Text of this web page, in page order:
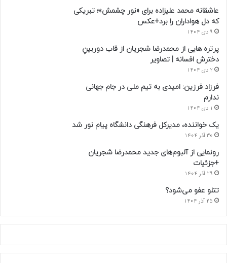
عاشقانه محمد علیزاده برای «نور چشمش»؛ تبریکی
که دل هواداران را برد+عکس
9 دی 1404
پرتره هایی از محمدرضا شجریان از قاب دوربینِ
دخترش افسانه | تصاویر
2 دی 1404
فرزاد فرزین: امیدی به تیم ملی در جام جهانی
ندارم
1 دی 1404
یک خواننده، مدیرکل فرهنگی دانشگاه پیام نور شد
30 آذر 1404
رونمایی از آلبوم‌های جدید محمدرضا شجریان
+جزئیات
29 آذر 1404
تتلو عفو می‌شود؟
25 آذر 1404